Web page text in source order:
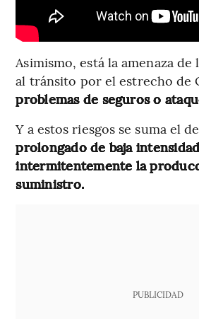
Asimismo, está la amenaza
al tránsito por el estrecho de
problemas de seguros o
Y a estos riesgos se suma el de
prolongado de baja
intermitentemente la
suministro.
PUBLICIDAD